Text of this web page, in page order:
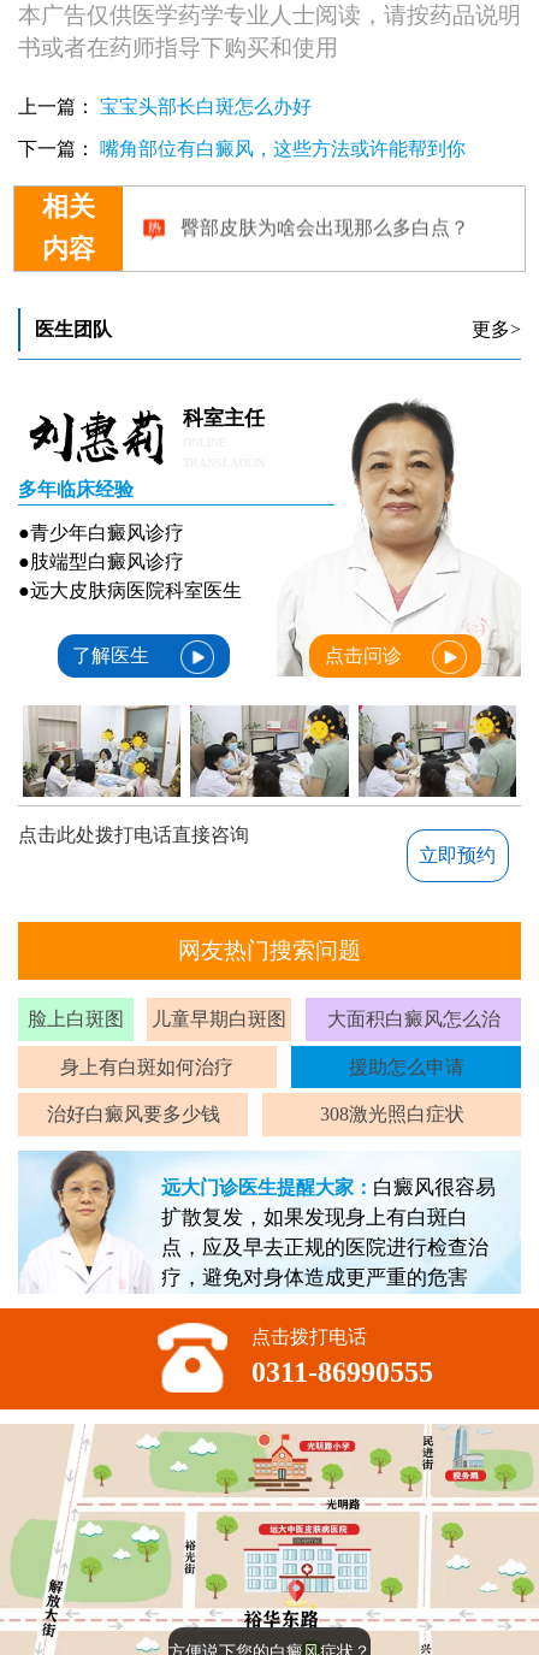
本广告仅供医学药学专业人士阅读，请按药品说明
书或者在药师指导下购买和使用
上一篇： 宝宝头部长白斑怎么办好
下一篇： 嘴角部位有白癜风，这些方法或许能帮到你
相关
内容
医生团队 更多>
科室主任
多年临床经验
●青少年白癜风诊疗
●肢端型白癜风诊疗
●远大皮肤病医院科室医生
了解医生 点击问诊
点击此处拨打电话直接咨询
立即预约
网友热门搜索问题
脸上白斑图 儿童早期白斑图 大面积白癜风怎么治
身上有白斑如何治疗 援助怎么申请
治好白癜风要多少钱 308激光照白症状
远大门诊医生提醒大家： 白癜风很容易
扩散复发，如果发现身上有白斑白
点，应及早去正规的医院进行检查治
疗，避免对身体造成更严重的危害
点击拨打电话
0311-86990555